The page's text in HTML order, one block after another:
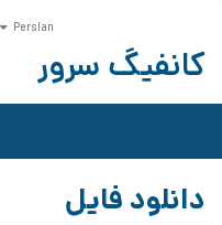
Persian
کانفیگ سرور
دانلود فایل